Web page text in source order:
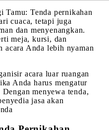
Tamu: Tenda pernikahan
cuaca, tetapi juga
dan menyenangkan.
meja, kursi, dan
acara Anda lebih nyaman
acara luar ruangan
Anda harus mengatur
menyewa tenda,
jasa akan